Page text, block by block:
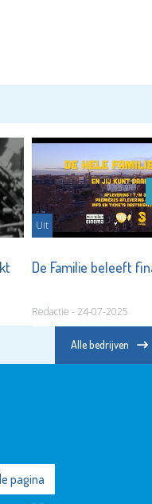
Uit
De Familie beleeft
Redactie - 24-07-2025
Alle bedrijven
pagina